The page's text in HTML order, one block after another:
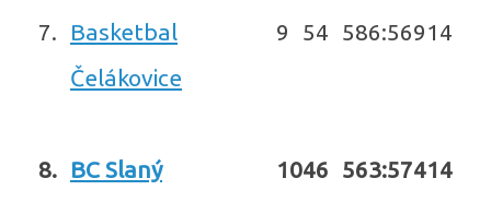
7.
Basketbal
Čelákovice
9 54 586:56914
8. BC Slaný 1046 563:57414